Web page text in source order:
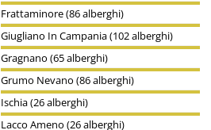
Frattaminore (86 alberghi)
Giugliano In Campania (102 alberghi)
Gragnano (65 alberghi)
Grumo Nevano (86 alberghi)
Ischia (26 alberghi)
Lacco Ameno (26 alberghi)